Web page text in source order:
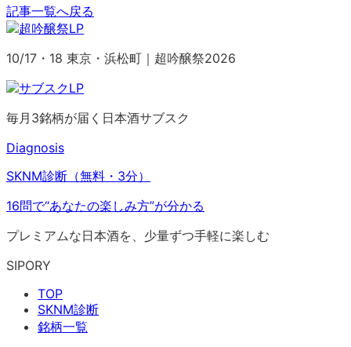
記事一覧へ戻る
10/17・18 東京・浜松町｜超吟醸祭2026
毎月3銘柄が届く日本酒サブスク
Diagnosis
SKNM診断（無料・3分）
16問で“あなたの楽しみ方”が分かる
プレミアムな日本酒を、少量ずつ手軽に楽しむ
SIPORY
TOP
SKNM診断
銘柄一覧